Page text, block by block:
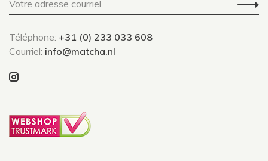
Téléphone: +31 (0) 233 033 608
Courriel: info@matcha.nl